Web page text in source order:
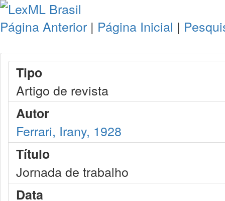
Página Anterior | Página Inicial |
Tipo
Artigo de revista
Autor
Ferrari, Irany, 1928
Título
Jornada de trabalho
Data